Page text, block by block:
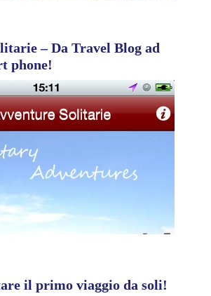
– Da Travel Blog ad
phone!
il primo viaggio da soli!